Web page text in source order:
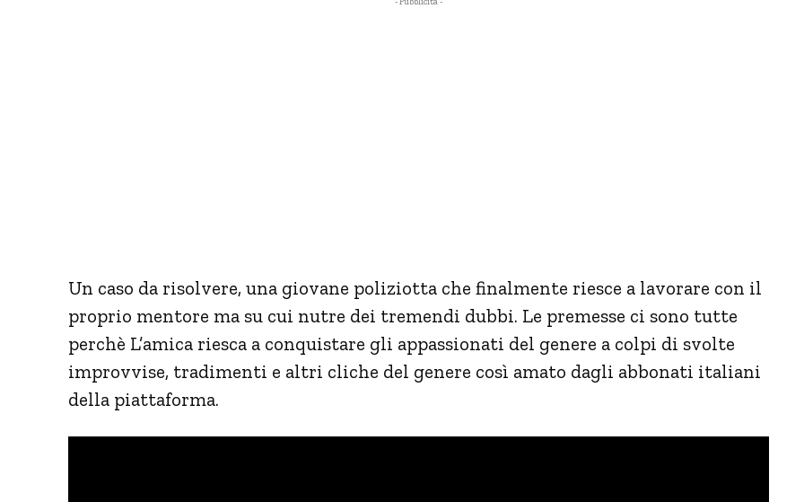
Un caso da risolvere, una giovane poliziotta che finalmente riesce a lavorare con il
proprio mentore ma su cui nutre dei tremendi dubbi. Le premesse ci sono tutte
perchè L’amica riesca a conquistare gli appassionati del genere a colpi di svolte
improvvise, tradimenti e altri cliche del genere così amato dagli abbonati italiani
della piattaforma.